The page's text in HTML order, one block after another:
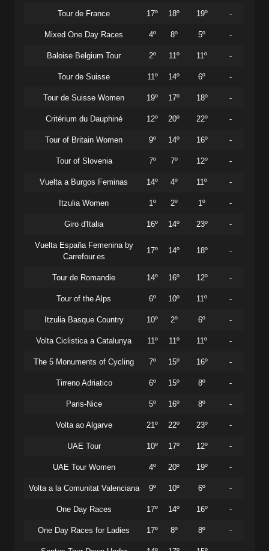
Tour de France 17º 18º 19º -
Mixed One Day Races 4º 8º 5º -
Baloise Belgium Tour 2º 11º 11º -
Tour de Suisse 11º 14º 6º -
Tour de Suisse Women 19º 17º 18º -
Critérium du Dauphiné 12º 20º 22º -
Tour of Britain Women 9º 14º 16º -
Tour of Slovenia 7º 7º 12º -
Vuelta a Burgos Feminas 14º 4º 11º -
Itzulia Women 1º 2º 1º -
Giro d'Italia 16º 14º 23º -
Vuelta España Femenina by
Carrefour.es
17º 14º 18º -
Tour de Romandie 14º 16º 12º -
Tour of the Alps 6º 10º 11º -
Itzulia Basque Country 10º 2º 6º -
Volta Ciclistica a Catalunya 11º 11º 11º -
The 5 Monuments of Cycling 7º 15º 16º -
Tirreno Adriatico 6º 15º 8º -
Paris-Nice 5º 16º 8º -
Volta ao Algarve 21º 22º 23º -
UAE Tour 10º 17º 12º -
UAE Tour Women 4º 20º 19º -
Volta a la Comunitat Valenciana 9º 10º 6º -
One Day Races 17º 14º 16º -
One Day Races for Ladies 17º 8º 8º -